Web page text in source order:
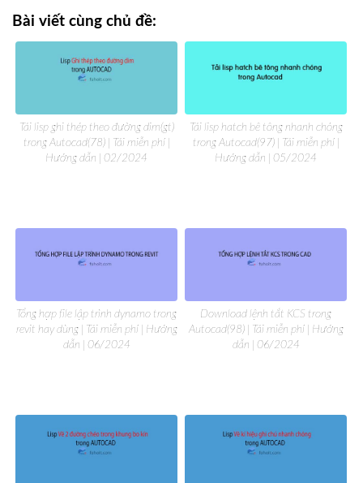
Bài viết cùng chủ đề:
Tải lisp ghi thép theo đường dim(gt)
trong Autocad(78) | Tải miễn phí |
Hướng dẫn | 02/2024
Tải lisp hatch bê tông nhanh chóng
trong Autocad(97) | Tải miễn phí |
Hướng dẫn | 05/2024
Tổng hợp file lập trình dynamo trong
revit hay dùng | Tải miễn phí | Hướng
dẫn | 06/2024
Download lệnh tắt KCS trong
Autocad(98) | Tải miễn phí | Hướng
dẫn | 06/2024